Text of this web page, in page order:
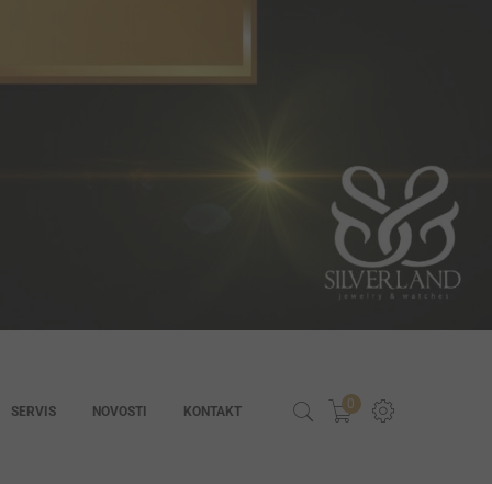
SERVIS NOVOSTI KONTAKT 0